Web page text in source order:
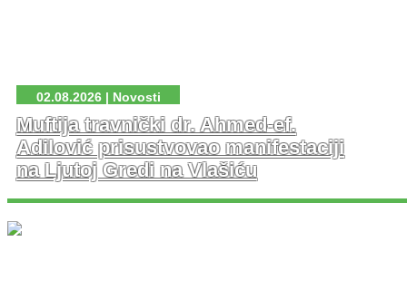
02.08.2026 | Novosti
Muftija travnički dr. Ahmed-ef.
Adilović prisustvovao manifestaciji
na Ljutoj Gredi na Vlašiću
U nedjelju, 02. 08. 2026. god. na platou Ljute Grede i
spomen obilježja Zlatni Ljiljan – general Mehmed Alagić
održana je manifestacija Dani pobjede – Dani ponosa,